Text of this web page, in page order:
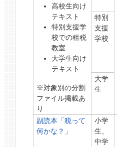
高校生向け
テキスト
特別支援学
校での租税
教室
大学生向け
テキスト
※対象別の分割
ファイル掲載あ
り
特別
支援
学校
大学
生
副読本「税って
何かな？」
小学
生、
中学